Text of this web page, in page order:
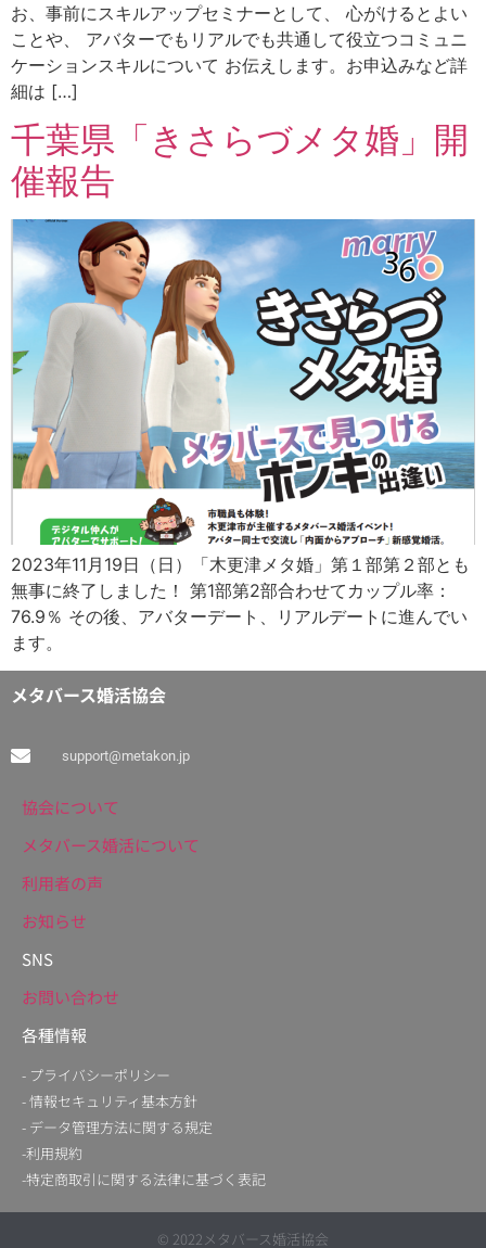
お、事前にスキルアップセミナーとして、 心がけるとよい
ことや、 アバターでもリアルでも共通して役立つコミュニ
ケーションスキルについて お伝えします。お申込みなど詳
細は […]
千葉県「きさらづメタ婚」開
催報告
2023年11月19日（日）「木更津メタ婚」第１部第２部とも
無事に終了しました！ 第1部第2部合わせてカップル率：
76.9％ その後、アバターデート、リアルデートに進んでい
ます。
メタバース婚活協会
support@metakon.jp
協会について
メタバース婚活について
利用者の声
お知らせ
SNS
お問い合わせ
各種情報
- プライバシーポリシー
- 情報セキュリティ基本方針
- データ管理方法に関する規定
-利用規約
-特定商取引に関する法律に基づく表記
© 2022メタバース婚活協会